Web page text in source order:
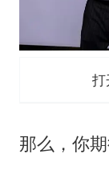
打
那么，你